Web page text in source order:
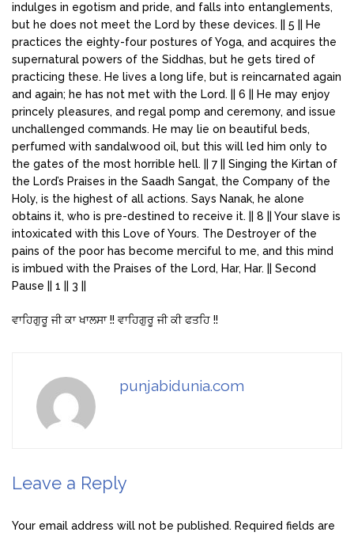
indulges in egotism and pride, and falls into entanglements,
but he does not meet the Lord by these devices. || 5 || He
practices the eighty-four postures of Yoga, and acquires the
supernatural powers of the Siddhas, but he gets tired of
practicing these. He lives a long life, but is reincarnated again
and again; he has not met with the Lord. || 6 || He may enjoy
princely pleasures, and regal pomp and ceremony, and issue
unchallenged commands. He may lie on beautiful beds,
perfumed with sandalwood oil, but this will led him only to
the gates of the most horrible hell. || 7 || Singing the Kirtan of
the Lord’s Praises in the Saadh Sangat, the Company of the
Holy, is the highest of all actions. Says Nanak, he alone
obtains it, who is pre-destined to receive it. || 8 || Your slave is
intoxicated with this Love of Yours. The Destroyer of the
pains of the poor has become merciful to me, and this mind
is imbued with the Praises of the Lord, Har, Har. || Second
Pause || 1 || 3 ||
ਵਾਹਿਗੁਰੂ ਜੀ ਕਾ ਖਾਲਸਾ !! ਵਾਹਿਗੁਰੂ ਜੀ ਕੀ ਫਤਹਿ !!
punjabidunia.com
Leave a Reply
Your email address will not be published. Required fields are